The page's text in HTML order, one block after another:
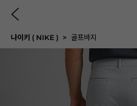
나이키 ( NIKE ) 골프바지